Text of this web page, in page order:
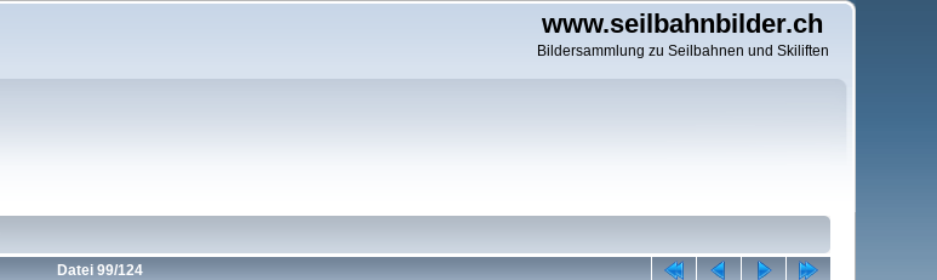
www.seilbahnbilder.ch
Bildersammlung zu Seilbahnen und Skiliften
Datei 99/124